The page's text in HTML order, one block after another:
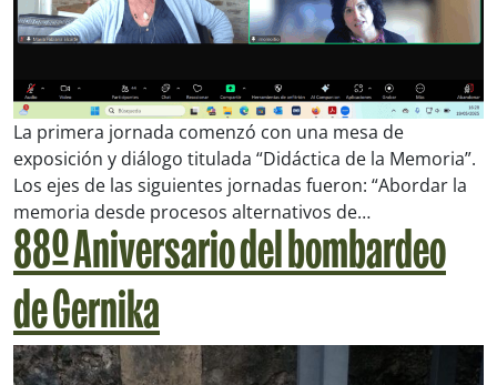
La primera jornada comenzó con una mesa de
exposición y diálogo titulada “Didáctica de la Memoria”.
Los ejes de las siguientes jornadas fueron: “Abordar la
memoria desde procesos alternativos de…
88º Aniversario del bombardeo
de Gernika